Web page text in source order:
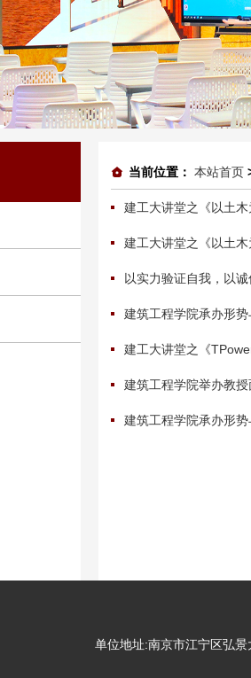
当前位置： 本站首页
建工大讲堂之《以土
建工大讲堂之《以土
以实力验证自我，以
建筑工程学院承办形
建工大讲堂之《
建筑工程学院举办教
建筑工程学院承办形
单位地址:南京市江宁区弘